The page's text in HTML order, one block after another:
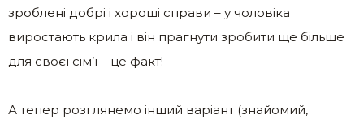
зроблені добрі і хороші справи – у чоловіка
виростають крила і він прагнути зробити ще більше
для своєї сім’ї – це факт!
А тепер розглянемо інший варіант (знайомий,